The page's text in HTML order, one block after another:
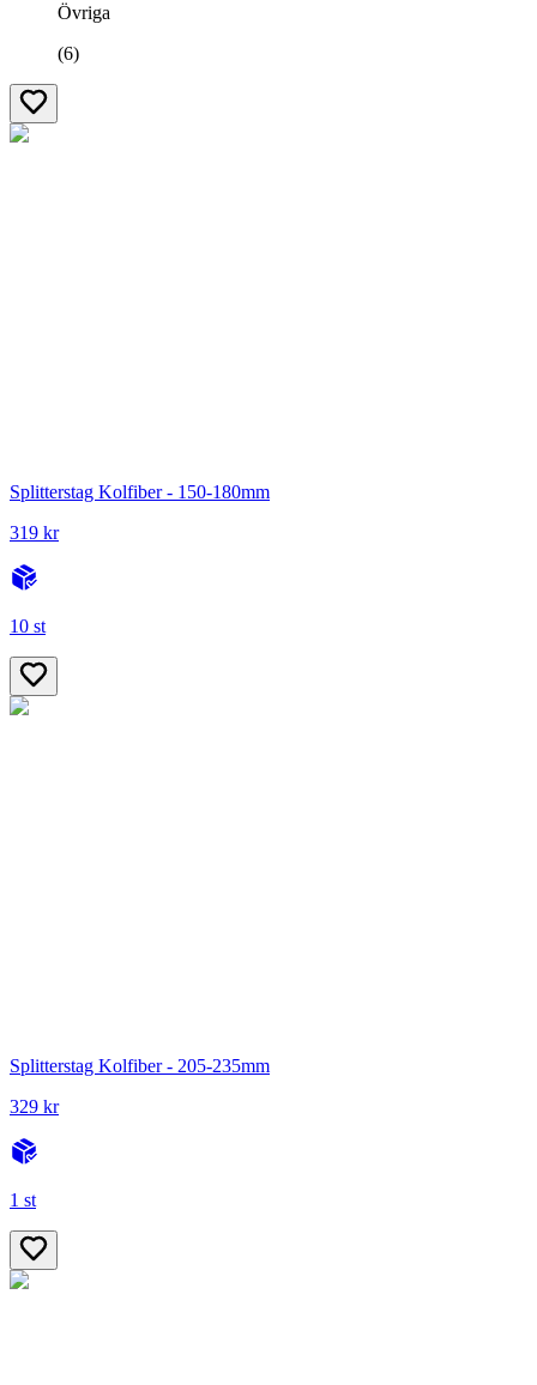
Övriga
(6)
Splitterstag Kolfiber - 150-180mm
319 kr
10 st
Splitterstag Kolfiber - 205-235mm
329 kr
1 st